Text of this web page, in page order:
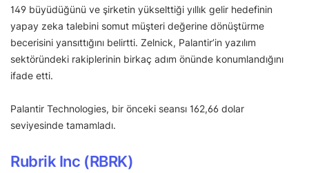
149 büyüdüğünü ve şirketin yükselttiği yıllık gelir hedefinin
yapay zeka talebini somut müşteri değerine dönüştürme
becerisini yansıttığını belirtti. Zelnick, Palantir’in yazılım
sektöründeki rakiplerinin birkaç adım önünde konumlandığını
ifade etti.
Palantir Technologies, bir önceki seansı 162,66 dolar
seviyesinde tamamladı.
Rubrik Inc (RBRK)